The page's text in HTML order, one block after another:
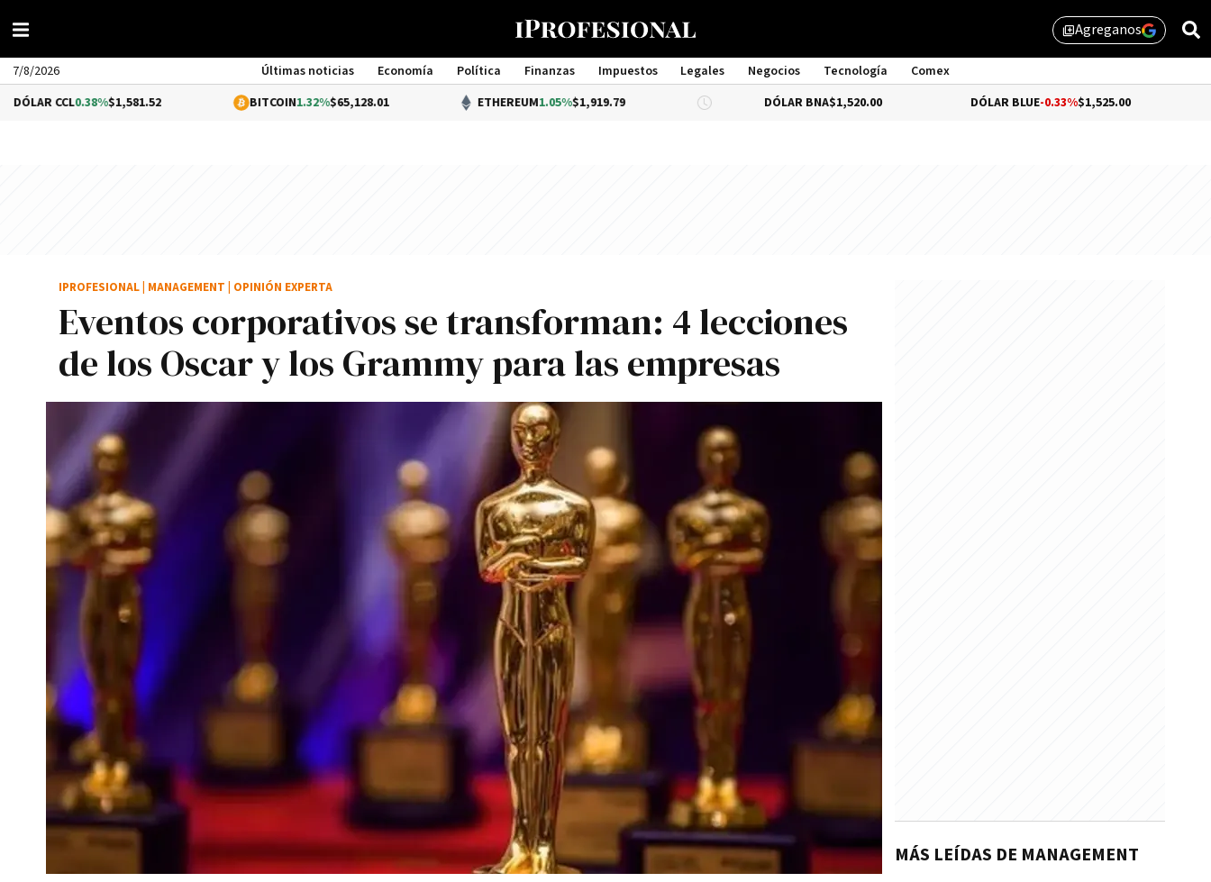
library_addAgreganos
7/8/2026 Últimas noticias Economía Política Finanzas Impuestos Legales Negocios Tecnología
Comex
Management
0.38%$1,581.52 BITCOIN1.32%$65,128.01 ETHEREUM1.05%$1,919.79 DÓLAR BNA$1,520.00 DÓLAR BLUE-0.33%$1,525.00
Eventos corporativos se transforman: 4 lecciones
de los Oscar y los Grammy para las empresas
IPROFESIONAL MANAGEMENT OPINIÓN EXPERTA
MÁS LEÍDAS DE MANAGEMENT